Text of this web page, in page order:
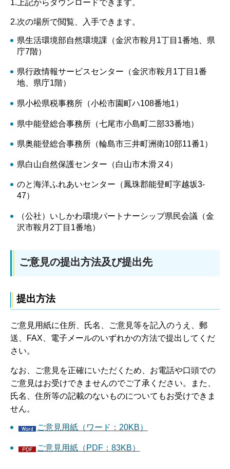
1.上記からダウンロードできます。
2.次の場所で閲覧、入手できます。
県生活環境部自然環境課（金沢市鞍月1丁目1番地、県
庁7階）
県行政情報サービスセンター（金沢市鞍月1丁目1番
地、県庁1階）
県小松県税事務所（小松市園町ハ108番地1）
県中能登総合事務所（七尾市小島町二部33番地）
県奥能登総合事務所（輪島市三井町洲衛10部11番1）
県白山自然保護センター（白山市木滑ヌ4）
のと海洋ふれあいセンター（鳳珠郡能登町字越坂3-
47）
（公社）いしかわ環境パートナーシップ県民会議（金
沢市鞍月2丁目1番地）
ご意見の提出方法及び提出先
提出方法
ご意見用紙に住所、氏名、ご意見等を記入のうえ、郵
送、FAX、電子メールのいずれかの方法で提出してくだ
さい。
なお、ご意見を正確にいただくため、お電話や口頭での
ご意見はお受けできませんのでご了承ください。また、
氏名、住所等の記載のないものについてもお受けできま
せん。
ご意見用紙（ワード：20KB）
ご意見用紙（PDF：83KB）